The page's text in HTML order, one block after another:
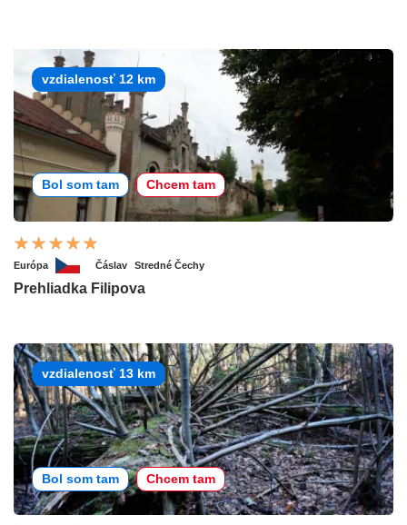
vzdialenosť 12 km
Bol som tam Chcem tam
Európa Čáslav Stredné Čechy
Prehliadka Filipova
vzdialenosť 13 km
Bol som tam Chcem tam